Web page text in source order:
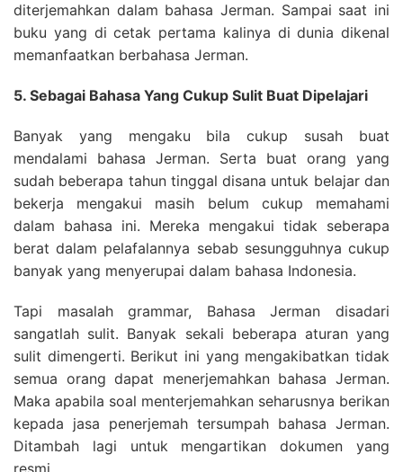
diterjemahkan dalam bahasa Jerman. Sampai saat ini
buku yang di cetak pertama kalinya di dunia dikenal
memanfaatkan berbahasa Jerman.
5. Sebagai Bahasa Yang Cukup Sulit Buat Dipelajari
Banyak yang mengaku bila cukup susah buat
mendalami bahasa Jerman. Serta buat orang yang
sudah beberapa tahun tinggal disana untuk belajar dan
bekerja mengakui masih belum cukup memahami
dalam bahasa ini. Mereka mengakui tidak seberapa
berat dalam pelafalannya sebab sesungguhnya cukup
banyak yang menyerupai dalam bahasa Indonesia.
Tapi masalah grammar, Bahasa Jerman disadari
sangatlah sulit. Banyak sekali beberapa aturan yang
sulit dimengerti. Berikut ini yang mengakibatkan tidak
semua orang dapat menerjemahkan bahasa Jerman.
Maka apabila soal menterjemahkan seharusnya berikan
kepada jasa penerjemah tersumpah bahasa Jerman.
Ditambah lagi untuk mengartikan dokumen yang
resmi.